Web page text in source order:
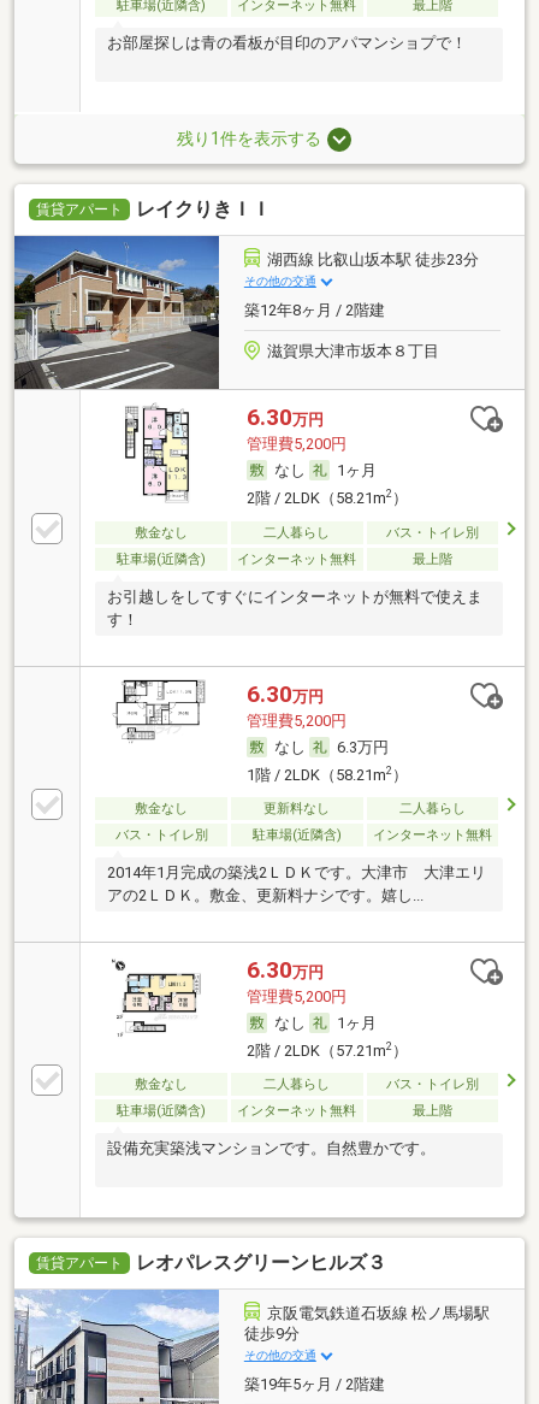
駐車場(近隣含) インターネット無料 最上階
お部屋探しは青の看板が目印のアパマンショプで！
残り1件を表示する
賃貸アパート レイクりきＩＩ
湖西線 比叡山坂本駅 徒歩23分
その他の交通
築12年8ヶ月 / 2階建
滋賀県大津市坂本８丁目
6.30万円
管理費5,200円
なし
1ヶ月
2階 / 2LDK（58.21m2）
敷金なし 二人暮らし
バス・トイレ別
駐車場(近隣含)
インターネット無料 最上階
お引越しをしてすぐにインターネットが無料で使えま
す！
6.30万円
管理費5,200円
なし
6.3万円
1階 / 2LDK（58.21m2）
敷金なし 更新料なし
二人暮らし
バス・トイレ別
駐車場(近隣含) インターネット無料
2014年1月完成の築浅2ＬＤＫです。大津市 大津エリ
アの2ＬＤＫ。敷金、更新料ナシです。嬉し...
6.30万円
管理費5,200円
なし
1ヶ月
2階 / 2LDK（57.21m2）
敷金なし 二人暮らし
バス・トイレ別
駐車場(近隣含)
インターネット無料 最上階
設備充実築浅マンションです。自然豊かです。
賃貸アパート レオパレスグリーンヒルズ３
京阪電気鉄道石坂線 松ノ馬場駅
徒歩9分
その他の交通
築19年5ヶ月 / 2階建